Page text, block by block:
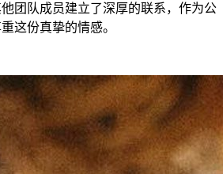
团队成员建立了深厚的联系，作为公
这份真挚的情感。